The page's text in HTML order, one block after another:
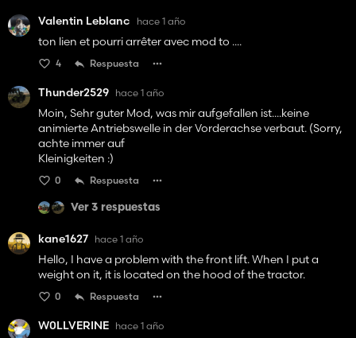
Valentin Leblanc hace 1 año
ton lien et pourri arrêter avec mod to ....
4 Respuesta
Thunder2529 hace 1 año
Moin, Sehr guter Mod, was mir aufgefallen ist....keine
animierte Antriebswelle in der Vorderachse verbaut. (Sorry,
achte immer auf
Kleinigkeiten :)
0 Respuesta
Ver 3 respuestas
kane1627 hace 1 año
Hello, I have a problem with the front lift. When I put a
weight on it, it is located on the hood of the tractor.
0 Respuesta
W0LLVERINE hace 1 año